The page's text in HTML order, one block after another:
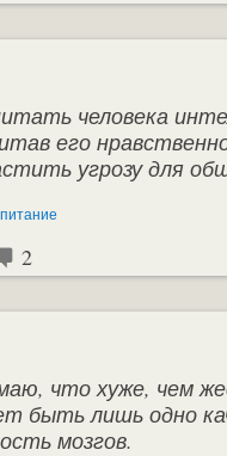
человека
его
угрозу для
2
что хуже, чем
быть лишь одно
мозгов.